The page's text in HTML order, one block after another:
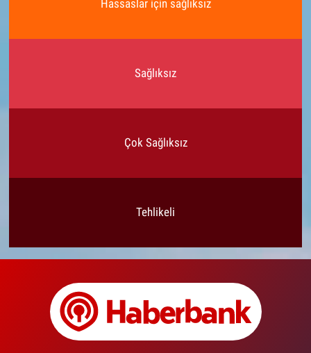
Hassaslar için sağlıksız
Sağlıksız
Çok Sağlıksız
Tehlikeli